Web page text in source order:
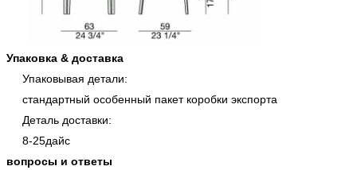
Упаковка & доставка
Упаковывая детали:
стандартный особенный пакет коробки экспорта
Деталь доставки:
8-25дайс
вопросы и ответы